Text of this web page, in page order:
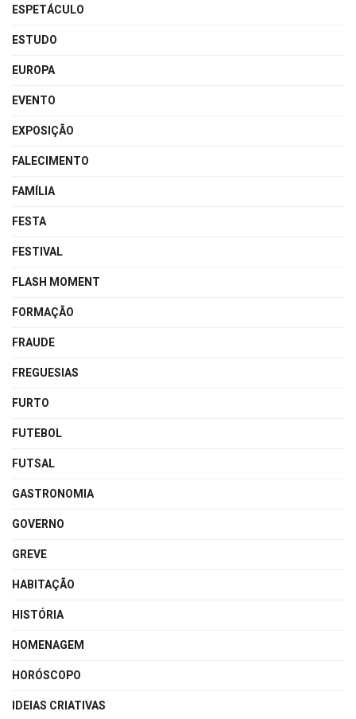
ESPETÁCULO
ESTUDO
EUROPA
EVENTO
EXPOSIÇÃO
FALECIMENTO
FAMÍLIA
FESTA
FESTIVAL
FLASH MOMENT
FORMAÇÃO
FRAUDE
FREGUESIAS
FURTO
FUTEBOL
FUTSAL
GASTRONOMIA
GOVERNO
GREVE
HABITAÇÃO
HISTÓRIA
HOMENAGEM
HORÓSCOPO
IDEIAS CRIATIVAS